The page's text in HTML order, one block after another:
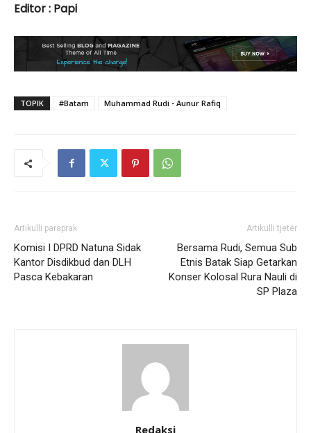
Editor : Papi
TOPIK #Batam Muhammad Rudi - Aunur Rafiq
Artikulli paraprak
Komisi I DPRD Natuna Sidak
Kantor Disdikbud dan DLH
Pasca Kebakaran
Artikulli tjetër
Bersama Rudi, Semua Sub
Etnis Batak Siap Getarkan
Konser Kolosal Rura Nauli di
SP Plaza
Redaksi